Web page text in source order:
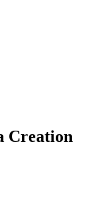
Creation